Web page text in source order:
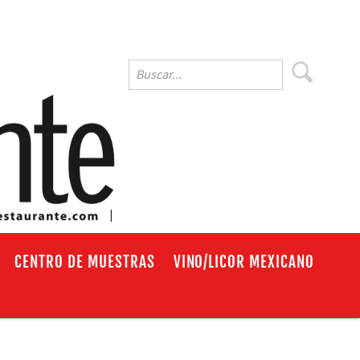
CENTRO DE MUESTRAS VINO/LICOR MEXICANO